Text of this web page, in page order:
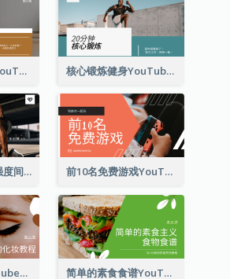
瑜伽初学者健身YouTube影片缩图 核心锻炼健身YouTube影片缩图
轻松户外锻炼高强度间歇式训练YouTube影片缩图 前10名免费游戏YouTube影片缩图
美妆教程类 YouTube影片缩图 简单的素食食谱YouTube影片缩图